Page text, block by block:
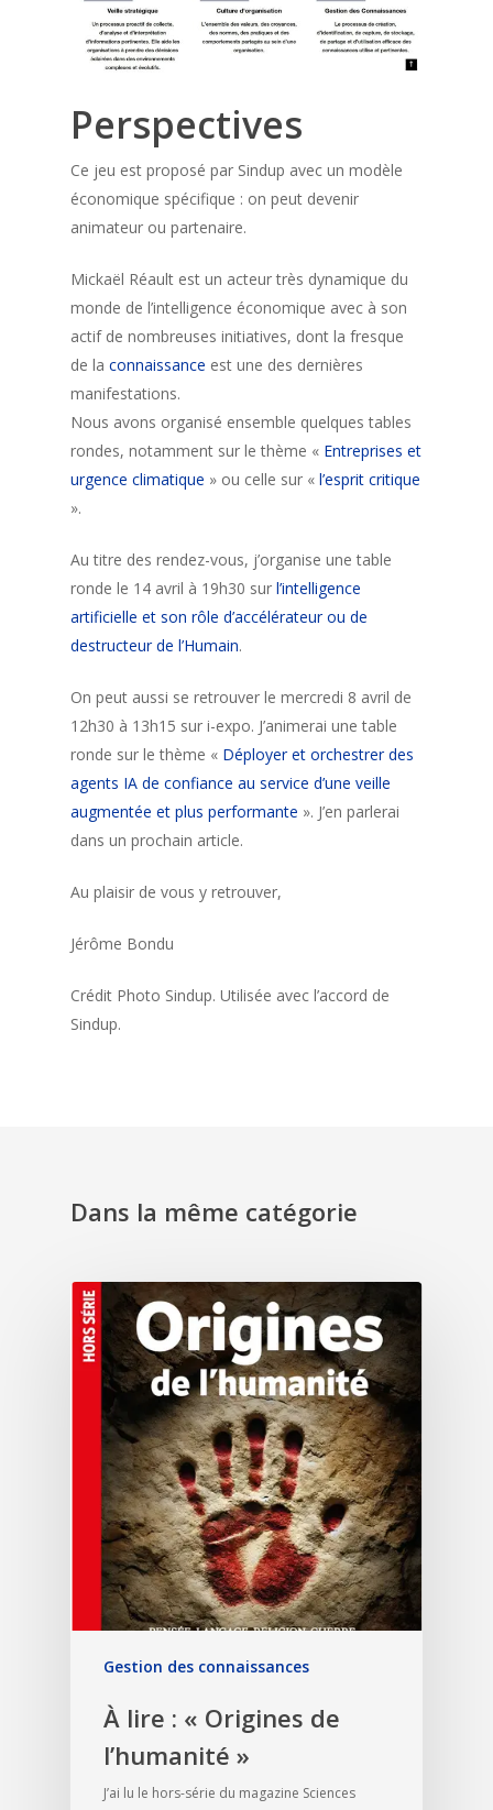
Perspectives
Ce jeu est proposé par Sindup avec un modèle
économique spécifique : on peut devenir
animateur ou partenaire.
Mickaël Réault est un acteur très dynamique du
monde de l’intelligence économique avec à son
actif de nombreuses initiatives, dont la fresque
de la connaissance est une des dernières
manifestations.
Nous avons organisé ensemble quelques tables
rondes, notamment sur le thème « Entreprises et
urgence climatique » ou celle sur « l’esprit critique
».
Au titre des rendez-vous, j’organise une table
ronde le 14 avril à 19h30 sur l’intelligence
artificielle et son rôle d’accélérateur ou de
destructeur de l’Humain.
On peut aussi se retrouver le mercredi 8 avril de
12h30 à 13h15 sur i-expo. J’animerai une table
ronde sur le thème « Déployer et orchestrer des
agents IA de confiance au service d’une veille
augmentée et plus performante ». J’en parlerai
dans un prochain article.
Au plaisir de vous y retrouver,
Jérôme Bondu
Crédit Photo Sindup. Utilisée avec l’accord de
Sindup.
Dans la même catégorie
Gestion des connaissances
À lire : « Origines de
l’humanité »
J’ai lu le hors-série du magazine Sciences